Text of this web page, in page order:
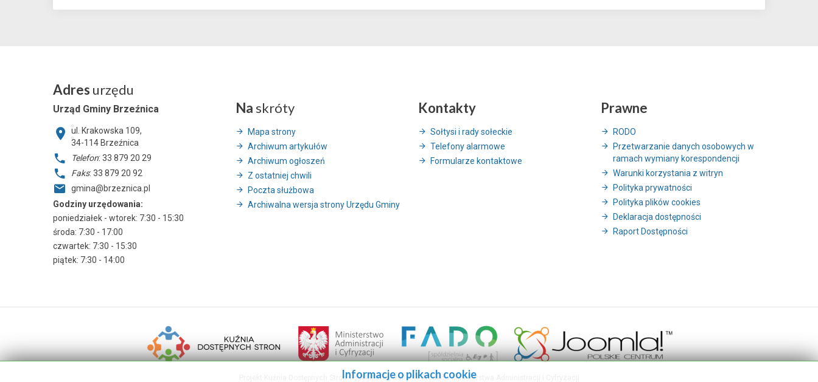
Adres urzędu
Urząd Gminy Brzeźnica
ul. Krakowska 109,
34-114 Brzeźnica
Telefon: 33 879 20 29
Faks: 33 879 20 92
gmina@brzeznica.pl
Godziny urzędowania:
poniedziałek - wtorek: 7:30 - 15:30
środa: 7:30 - 17:00
czwartek: 7:30 - 15:30
piątek: 7:30 - 14:00
Na skróty
Mapa strony
Archiwum artykułów
Archiwum ogłoszeń
Z ostatniej chwili
Poczta służbowa
Archiwalna wersja strony Urzędu Gminy
Kontakty
Sołtysi i rady sołeckie
Telefony alarmowe
Formularze kontaktowe
Prawne
RODO
Przetwarzanie danych osobowych w
ramach wymiany korespondencji
Warunki korzystania z witryn
Polityka prywatności
Polityka plików cookies
Deklaracja dostępności
Raport Dostępności
Projekt Kuźnia Dostępnych Stron współfinansowany ze środków Ministerstwa Administracji i Cyfryzacji
Informacje o plikach cookie